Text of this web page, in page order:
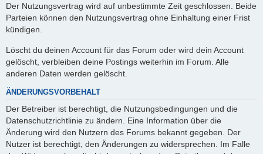
Der Nutzungsvertrag wird auf unbestimmte Zeit geschlossen. Beide
Parteien können den Nutzungsvertrag ohne Einhaltung einer Frist
kündigen.
Löscht du deinen Account für das Forum oder wird dein Account
gelöscht, verbleiben deine Postings weiterhin im Forum. Alle
anderen Daten werden gelöscht.
ÄNDERUNGSVORBEHALT
Der Betreiber ist berechtigt, die Nutzungsbedingungen und die
Datenschutzrichtlinie zu ändern. Eine Information über die
Änderung wird den Nutzern des Forums bekannt gegeben. Der
Nutzer ist berechtigt, den Änderungen zu widersprechen. Im Falle